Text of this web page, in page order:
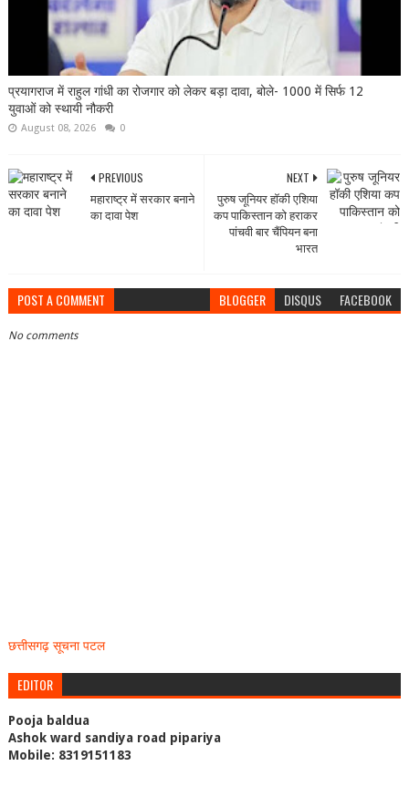
प्रयागराज में राहुल गांधी का रोजगार को लेकर बड़ा दावा, बोले- 1000 में सिर्फ 12
युवाओं को स्थायी नौकरी
August 08, 2026 0
NEXT
पुरुष जूनियर हॉकी एशिया
कप पाकिस्तान को हराकर
पांचवी बार चैंपियन बना
भारत
PREVIOUS
महाराष्ट्र में सरकार बनाने
का दावा पेश
POST A COMMENT BLOGGER DISQUS FACEBOOK
No comments
छत्तीसगढ़ सूचना पटल
EDITOR
Pooja baldua
Ashok ward sandiya road pipariya
Mobile: 8319151183